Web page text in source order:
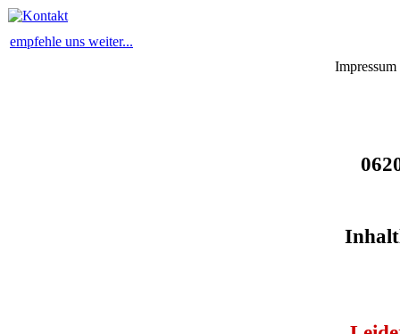
empfehle uns weiter...
Impressum